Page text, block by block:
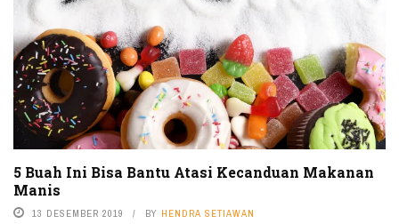
5 Buah Ini Bisa Bantu Atasi Kecanduan Makanan
Manis
13 DESEMBER 2019 BY HENDRA SETIAWAN